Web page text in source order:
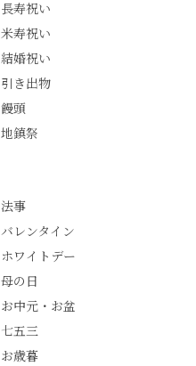
のガイド活動にしっか
り活かしていきます💪
西山、ほんまにええと
こです。次はあなたを
🚕✨ #京都西山旅感 #京
都西山 #おもてなしタク
こごろ #勝持寺 #正法寺
#善峯寺 #あじさい #あ
じさい供養 #遊龍の松 #
清竹 #なかの邸 #小倉山
荘 #京都観光 #西京区 #
大原野
長寿祝い
米寿祝い
結婚祝い
引き出物
饅頭
地鎮祭
法事
バレンタイン
ホワイトデー
母の日
お中元・お盆
七五三
お歳暮